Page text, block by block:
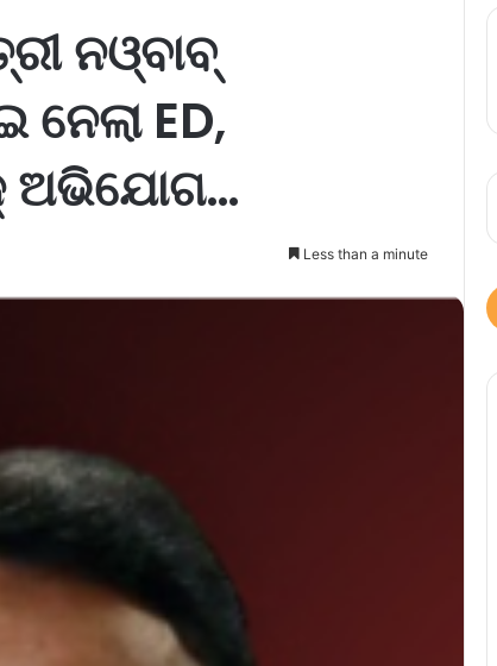
ନଓ୍ବାବ୍‌
ED,
ଅଭିଯୋଗ…
Less than a minute